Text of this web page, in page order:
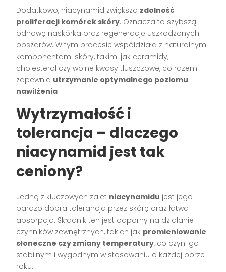
Dodatkowo, niacynamid zwiększa zdolność
proliferacji komórek skóry. Oznacza to szybszą
odnowę naskórka oraz regenerację uszkodzonych
obszarów. W tym procesie współdziała z naturalnymi
komponentami skóry, takimi jak ceramidy,
cholesterol czy wolne kwasy tłuszczowe, co razem
zapewnia utrzymanie optymalnego poziomu
nawilżenia
Wytrzymałość i
tolerancja – dlaczego
niacynamid jest tak
ceniony?
Jedną z kluczowych zalet niacynamidu jest jego
bardzo dobra tolerancja przez skórę oraz łatwa
absorpcja. Składnik ten jest odporny na działanie
czynników zewnętrznych, takich jak promieniowanie
słoneczne czy zmiany temperatury, co czyni go
stabilnym i wygodnym w stosowaniu o każdej porze
roku.